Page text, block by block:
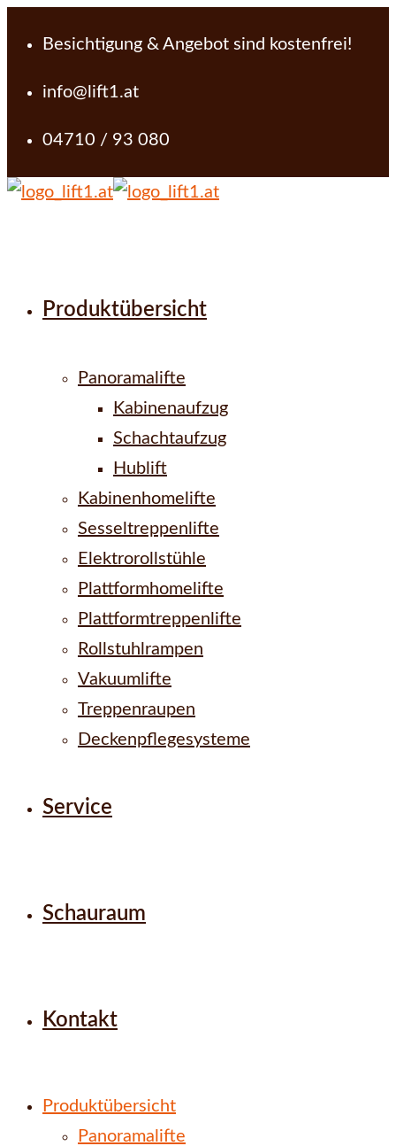
Besichtigung & Angebot sind kostenfrei!
info@lift1.at
04710 / 93 080
Produktübersicht
Panoramalifte
Kabinenaufzug
Schachtaufzug
Hublift
Kabinenhomelifte
Sesseltreppenlifte
Elektrorollstühle
Plattformhomelifte
Plattformtreppenlifte
Rollstuhlrampen
Vakuumlifte
Treppenraupen
Deckenpflegesysteme
Service
Schauraum
Kontakt
Produktübersicht
Panoramalifte